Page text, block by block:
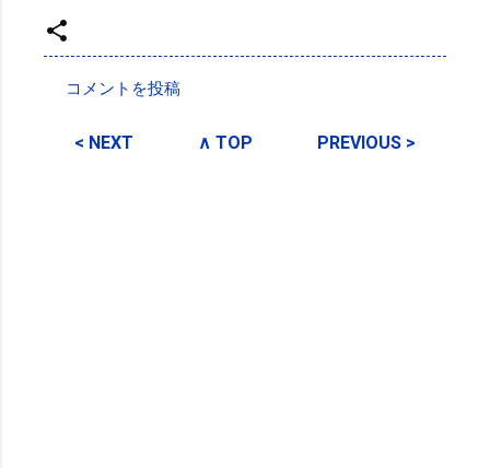
メ
コメントを投稿
< NEXT ∧ TOP PREVIOUS >